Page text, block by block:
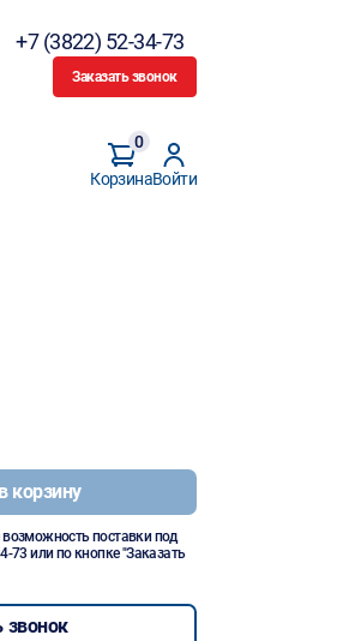
+7 (3822) 52-34-73
Заказать звонок
Корзина
0
Войти
корзину
возможность поставки под
73 или по кнопке "Заказать
звонок